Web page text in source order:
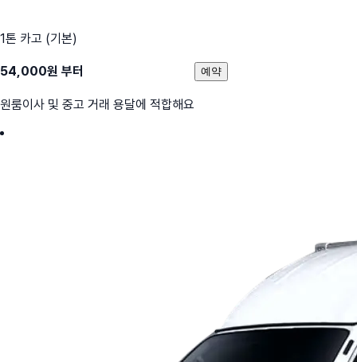
1톤 카고 (기본)
54,000원 부터
원룸이사 및 중고 거래 용달에 적합해요
예약